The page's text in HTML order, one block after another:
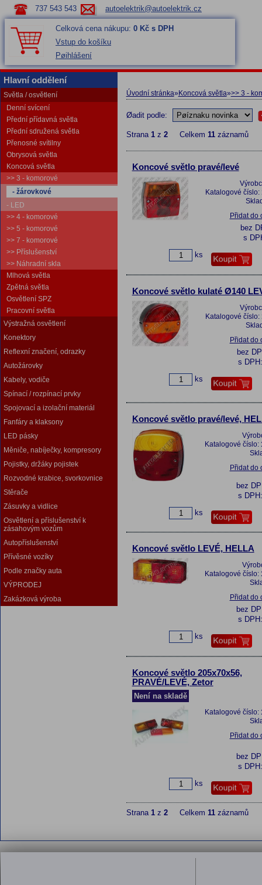
737 543 543 autoelektrik@autoelektrik.cz
Celková cena nákupu: 0 Kč s DPH
Vstup do košíku
Pøihlášení
Hlavní oddělení
Světla / osvětlení
Denní svícení
Přední přídavná světla
Přední sdružená světla
Přenosné svítilny
Obrysová světla
Koncová světla
>> 3 - komorové
- žárovkové
- LED
>> 4 - komorové
>> 5 - komorové
>> 7 - komorové
>> Příslušenství
>> Náhradní skla
Mlhová světla
Zpětná světla
Osvětlení SPZ
Pracovní světla
Výstražná osvětlení
Konektory
Reflexní značení, odrazky
Autožárovky
Kabely, vodiče
Spínací / rozpínací prvky
Spojovací a izolační materiál
Fanfáry a klaksony
LED pásky
Měniče, nabíječky, kompresory
Pojistky, držáky pojistek
Rozvodné krabice, svorkovnice
Stěrače
Zásuvky a vidlice
Osvětlení a příslušenství k
zásahovým vozům
Autopříslušenství
Přívěsné vozíky
Podle značky auta
VÝPRODEJ
Zakázková výroba
Úvodní stránka» Koncová světla»>> 3 -
Øadit podle:
Strana 1z 2Celkem 11záznamů
Koncové světlo pravé/levé
Katalogové číslo:
Přidat do
bez
s
ks
Koncové světlo kulaté Ø140
Katalogové číslo:
Přidat do
bez
s
ks
Koncové světlo pravé/levé,
Katalogové číslo:
Přidat do
bez
s
ks
Koncové světlo LEVÉ, HELLA
Katalogové číslo:
Přidat do
bez
s
ks
Koncové světlo 205x70x56,
PRAVÉ/LEVÉ, Zetor
Není na skladě
Katalogové číslo:
Přidat do
bez
s
ks
Strana 1z 2Celkem 11záznamů